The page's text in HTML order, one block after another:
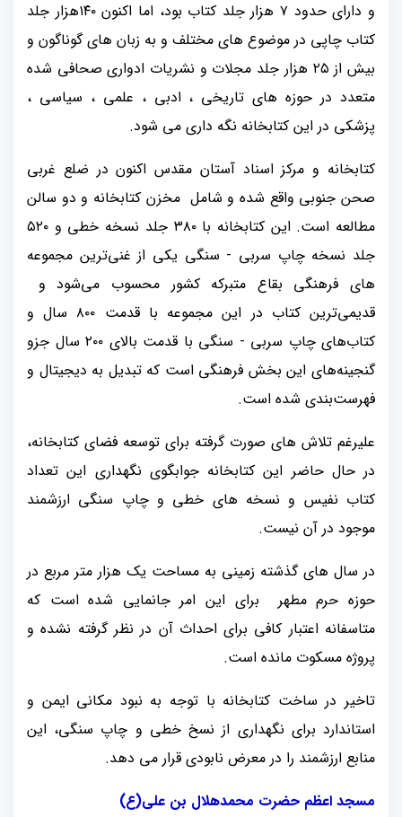
و دارای حدود ۷ هزار جلد کتاب بود، اما اکنون ۱۴۰هزار جلد
کتاب چاپی در موضوع های مختلف و به زبان های گوناگون و
بیش از ۲۵ هزار جلد مجلات و نشریات ادواری صحافی شده
متعدد در حوزه های تاریخی ، ادبی ، علمی ، سیاسی ،
پزشکی در این کتابخانه نگه داری می شود.
کتابخانه و مرکز اسناد آستان مقدس اکنون در ضلع غربی
صحن جنوبی واقع شده و شامل مخزن کتابخانه و دو سالن
مطالعه است. این کتابخانه با ۳۸۰ جلد نسخه خطی و ۵۲۰
جلد نسخه چاپ سربی - سنگی یکی از غنی‌ترین مجموعه
های فرهنگی بقاع متبرکه کشور محسوب می‌شود و
قدیمی‌ترین کتاب در این مجموعه با قدمت ۸۰۰ سال و
کتاب‌های چاپ سربی - سنگی با قدمت بالای ۲۰۰ سال جزو
گنجینه‌های این بخش فرهنگی است که تبدیل به دیجیتال و
فهرست‌بندی شده است.
علیرغم تلاش های صورت گرفته برای توسعه فضای کتابخانه،
در حال حاضر این کتابخانه جوابگوی نگهداری این تعداد
کتاب نفیس و نسخه های خطی و چاپ سنگی ارزشمند
موجود در آن نیست.
در سال های گذشته زمینی به مساحت یک هزار متر مربع در
حوزه حرم مطهر برای این امر جانمایی شده است که
متاسفانه اعتبار کافی برای احداث آن در نظر گرفته نشده و
پروژه مسکوت مانده است.
تاخیر در ساخت کتابخانه با توجه به نبود مکانی ایمن و
استاندارد برای نگهداری از نسخ خطی و چاپ سنگی، این
منابع ارزشمند را در معرض نابودی قرار می دهد.
مسجد اعظم حضرت محمدهلال بن علی(ع)